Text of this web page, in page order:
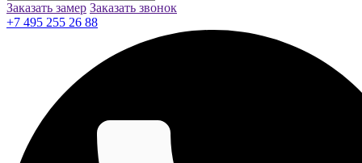
Заказать замер Заказать звонок
+7 495 255 26 88